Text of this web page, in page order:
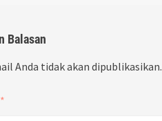
Balasan
Anda tidak akan dipublikasikan.
*